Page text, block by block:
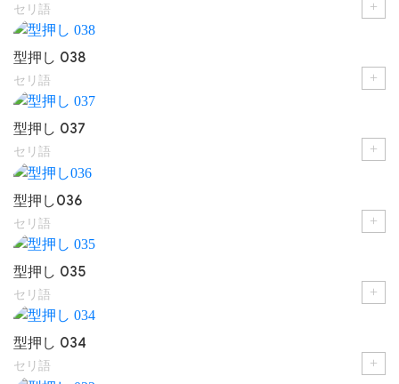
セリ語 +
型押し 038
セリ語 +
型押し 037
セリ語 +
型押し036
セリ語 +
型押し 035
セリ語 +
型押し 034
セリ語 +